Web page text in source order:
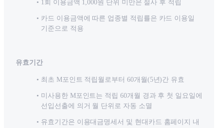
1회 이용금액 1,000원 단위 미만은 절사 후 적립
카드 이용금액에 따른 업종별 적립률은 카드 이용일
기준으로 적용
유효기간
최초 M포인트 적립월로부터 60개월(5년)간 유효
미사용한 M포인트는 적립 60개월 경과 후 첫 일요일에
선입선출에 의거 월 단위로 자동 소멸
유효기간은 이용대금명세서 및 현대카드 홈페이지 내